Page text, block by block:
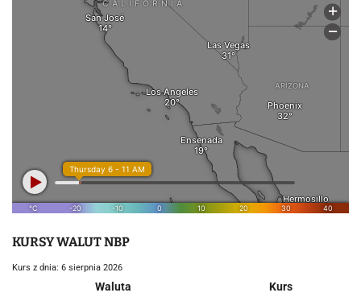
KURSY WALUT NBP
Kurs z dnia: 6 sierpnia 2026
Waluta
Kurs